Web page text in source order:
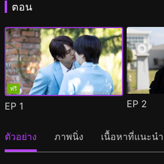
ตอน
ฟรี
EP 1 EP 2
ตัวอย่าง ภาพนิ่ง เนื้อหาที่แนะนำ